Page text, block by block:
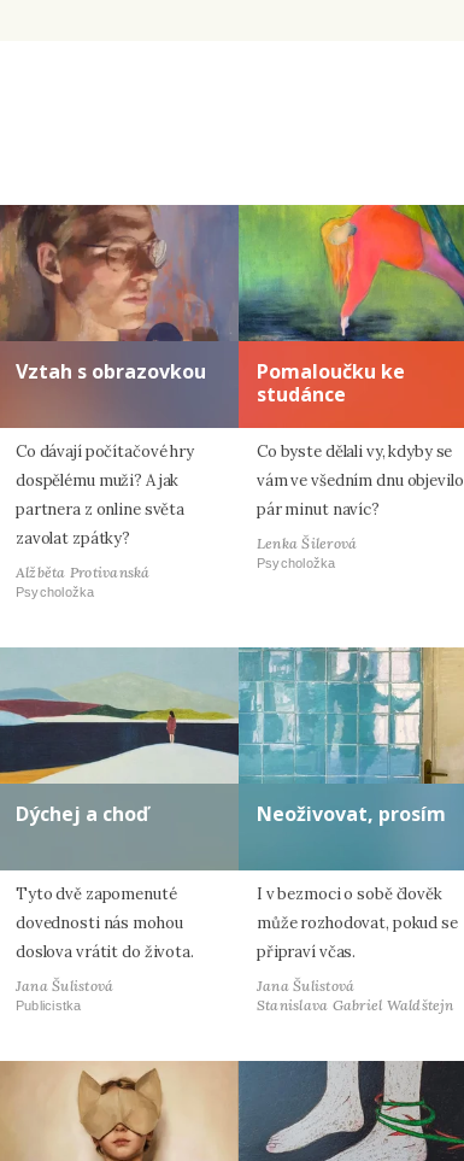
Vztah s obrazovkou
Co dávají počítačové hry
dospělému muži? A jak
partnera z online světa
zavolat zpátky?
Alžběta Protivanská
Psycholožka
Pomaloučku ke
studánce
Co byste dělali vy, kdyby se
vám ve všedním dnu objevilo
pár minut navíc?
Lenka Šilerová
Psycholožka
Dýchej a choď
Tyto dvě zapomenuté
dovednosti nás mohou
doslova vrátit do života.
Jana Šulistová
Publicistka
Neoživovat, prosím
I v bezmoci o sobě člověk
může rozhodovat, pokud se
připraví včas.
Jana Šulistová
Stanislava Gabriel Waldštejn